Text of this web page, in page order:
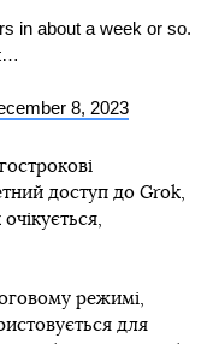
in about a week or so.
8, 2023
доступ до Grok,
режимі,
для